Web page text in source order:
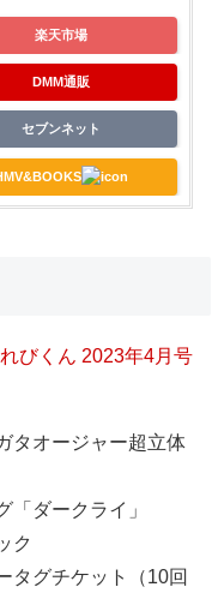
楽天市場
DMM通販
セブンネット
びくん 2023年4月号
タオージャー超立体
ダークライ」
ク
タグチケット（10回